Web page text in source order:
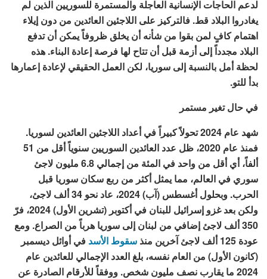
لدعم الحاجات الإنسانية العاجلة والمستمرة للسوريين الذين لم
يغادروا البلاد قط. فالتركيز على اللاجئين العائدين من دون إيلاء
اهتمام كافٍ لمن بقوا من شأنه أن يخلق ظروفاً يمكن أن تدفع
البلاد مجدداً إلى أزمة قبل أن تتاح لها فرصة إعادة البناء. هذه
لحظة أمل بالنسبة إلى سوريا، لكن العمل الحقيقي لإعادة إعمارها
بدأ للتو.
في حال تغير مستمر
شهد عام 2024 تحولاً كبيراً في أعداد اللاجئين العائدين لسوريا.
فمنذ عام 2020، ظل عدد العائدين السوريين سنوياً أقل من 51
ألفاً، أي أقل من واحد في المئة من إجمالي 6.8 مليون لاجئ
سوري في العالم، مما يمثل أكثر من ربع سكان سوريا قبل
الحرب. وبحلول أغسطس (آب) 2024، عاد نحو 34 ألف لاجئ،
ولكن بعد غزو إسرائيل للبنان في أكتوبر (تشرين الأول) 2024، فرّ
350 ألف لاجئ إضافي من لبنان إلى سوريا هرباً من الصراع. ومع
عودة 125 ألف لاجئ آخرين منذ
سقوط الأسد في أوائل ديسمبر
(كانون الأول) من العام نفسه، بلغ العدد الإجمالي للعائدين عام
2024 ما يقارب نصف مليون شخص. ووفقاً للأرقام الصادرة عن